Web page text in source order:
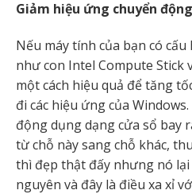
Giảm hiệu ứng chuyển động
Nếu máy tính của bạn có
như con Intel Compute Stick
một cách hiệu quả để tăng
đi các hiệu ứng của
động dụng dạng cửa sổ bay
từ chỗ này sang chỗ khác,
thì đẹp thật đấy nhưng nó
nguyên và đây là điều xa xỉ